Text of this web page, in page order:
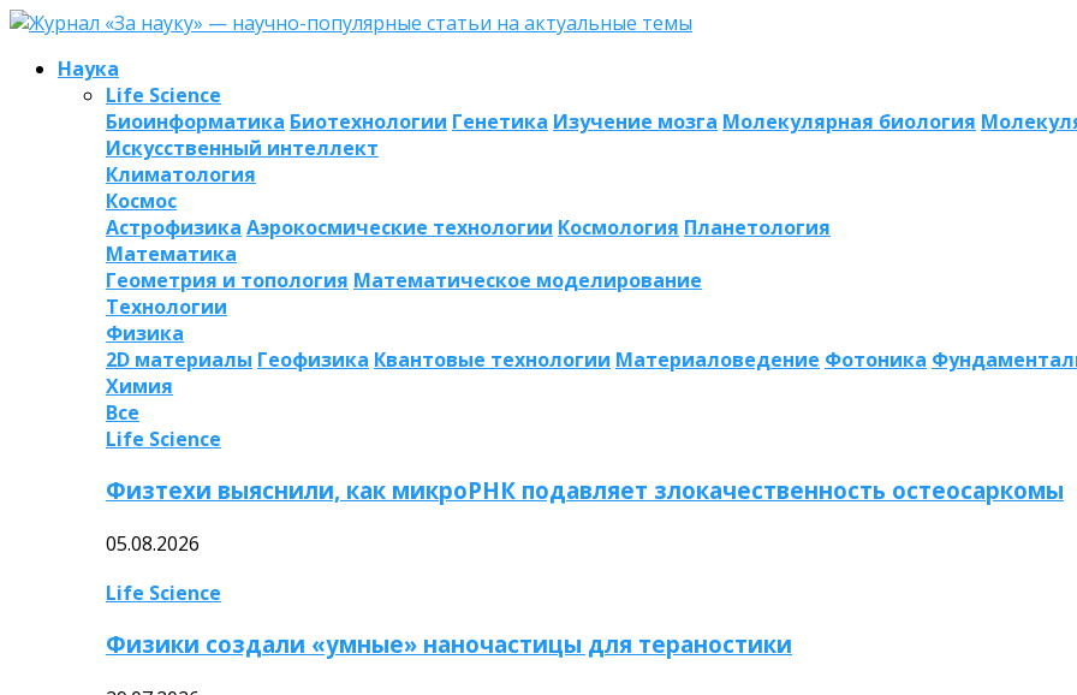
Наука
Life Science
Биоинформатика Биотехнологии Генетика Изучение мозга Молекулярная биология
Искусственный интеллект
Климатология
Космос
Астрофизика Аэрокосмические технологии Космология Планетология
Математика
Геометрия и топология Математическое моделирование
Технологии
Физика
2D материалы Геофизика Квантовые технологии Материаловедение Фотоника
Химия
Все
Life Science
Физтехи выяснили, как микроРНК подавляет злокачественность остеосаркомы
05.08.2026
Life Science
Физики создали «умные» наночастицы для тераностики